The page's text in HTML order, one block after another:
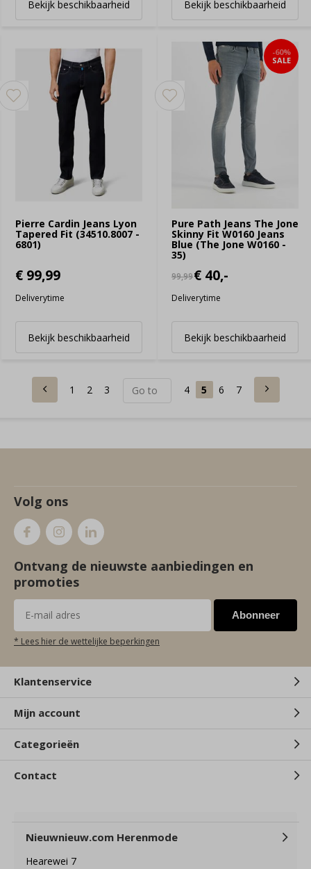
Bekijk beschikbaarheid Bekijk beschikbaarheid
Pierre Cardin Jeans Lyon
Tapered Fit (34510.8007 -
6801)
€ 99,99
Deliverytime
Bekijk beschikbaarheid
Pure Path Jeans The Jone
Skinny Fit W0160 Jeans
Blue (The Jone W0160 -
35)
-60%
SALE
99,99€ 40,-
Deliverytime
Bekijk beschikbaarheid
1 2 3 4 5 6 7
Volg ons
Ontvang de nieuwste aanbiedingen en
promoties
Abonneer
* Lees hier de wettelijke beperkingen
Klantenservice
Mijn account
Categorieën
Contact
Nieuwnieuw.com Herenmode
Hearewei 7